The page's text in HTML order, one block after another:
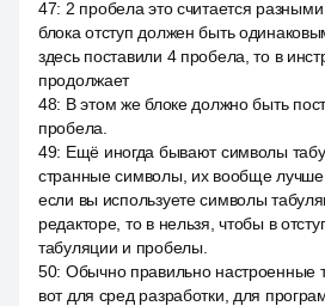
47: 2 пробела это считается
блока отступ должен быть
здесь поставили 4 пробела, то в
продолжает
48: В этом же блоке должно быть
пробела.
49: Ещё иногда бывают символы
странные символы, их вообще лучше
если вы используете символы
редакторе, то в нельзя, чтобы в
табуляции и пробелы.
50: Обычно правильно настроенные
вот для сред разработки, для